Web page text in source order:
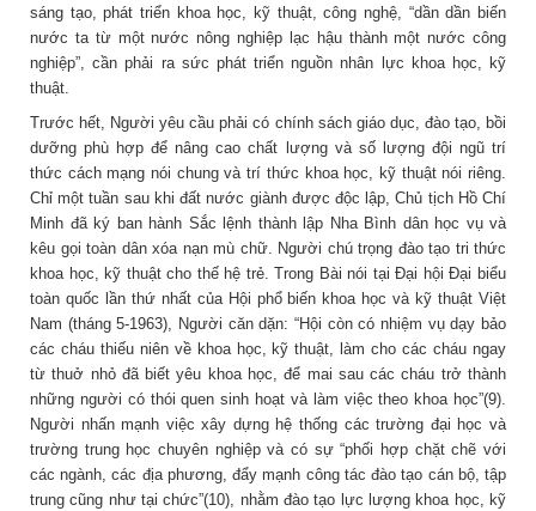
sáng tạo, phát triển khoa học, kỹ thuật, công nghệ, “dần dần biến
nước ta từ một nước nông nghiệp lạc hậu thành một nước công
nghiệp”, cần phải ra sức phát triển nguồn nhân lực khoa học, kỹ
thuật.
Trước hết, Người yêu cầu phải có chính sách giáo dục, đào tạo, bồi
dưỡng phù hợp để nâng cao chất lượng và số lượng đội ngũ trí
thức cách mạng nói chung và trí thức khoa học, kỹ thuật nói riêng.
Chỉ một tuần sau khi đất nước giành được độc lập, Chủ tịch Hồ Chí
Minh đã ký ban hành Sắc lệnh thành lập Nha Bình dân học vụ và
kêu gọi toàn dân xóa nạn mù chữ. Người chú trọng đào tạo tri thức
khoa học, kỹ thuật cho thế hệ trẻ. Trong Bài nói tại Đại hội Đại biểu
toàn quốc lần thứ nhất của Hội phổ biến khoa học và kỹ thuật Việt
Nam (tháng 5-1963), Người căn dặn: “Hội còn có nhiệm vụ dạy bảo
các cháu thiếu niên về khoa học, kỹ thuật, làm cho các cháu ngay
từ thuở nhỏ đã biết yêu khoa học, để mai sau các cháu trở thành
những người có thói quen sinh hoạt và làm việc theo khoa học”(9).
Người nhấn mạnh việc xây dựng hệ thống các trường đại học và
trường trung học chuyên nghiệp và có sự “phối hợp chặt chẽ với
các ngành, các địa phương, đẩy mạnh công tác đào tạo cán bộ, tập
trung cũng như tại chức”(10), nhằm đào tạo lực lượng khoa học, kỹ